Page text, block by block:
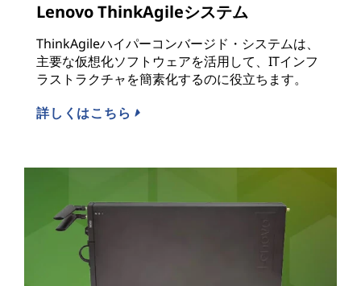
Lenovo ThinkAgileシステム
ThinkAgileハイパーコンバージド・システムは、
主要な仮想化ソフトウェアを活用して、ITインフ
ラストラクチャを簡素化するのに役立ちます。
詳しくはこちら